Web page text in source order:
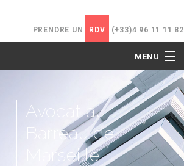
PRENDRE UN RDV (+33)4 96 11 11 82
MENU
Avocat au
Barreau de
Marseille,